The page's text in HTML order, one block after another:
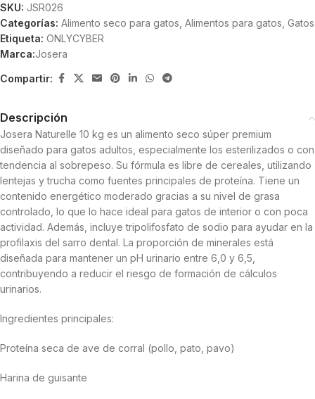
SKU: JSR026
Categorías: Alimento seco para gatos Alimentos para gatos Gatos
Etiqueta: ONLYCYBER
Marca:Josera
Compartir:
Descripción
Josera Naturelle 10 kg es un alimento seco súper premium
diseñado para gatos adultos, especialmente los esterilizados o con
tendencia al sobrepeso. Su fórmula es libre de cereales, utilizando
lentejas y trucha como fuentes principales de proteína. Tiene un
contenido energético moderado gracias a su nivel de grasa
controlado, lo que lo hace ideal para gatos de interior o con poca
actividad. Además, incluye tripolifosfato de sodio para ayudar en la
profilaxis del sarro dental. La proporción de minerales está
diseñada para mantener un pH urinario entre 6,0 y 6,5,
contribuyendo a reducir el riesgo de formación de cálculos
urinarios.
Ingredientes principales:
Proteína seca de ave de corral (pollo, pato, pavo)
Harina de guisante